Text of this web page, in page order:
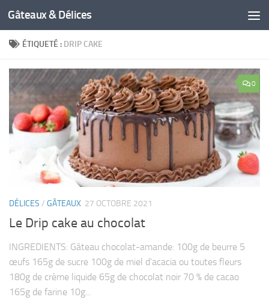
Gâteaux & Délices
ÉTIQUETÉ : DRIP CAKE
0
DÉLICES / GÂTEAUX 27 OCTOBRE 2021
Le Drip cake au chocolat
INGREDIENTS: Gâteau chocolat-amande: 100g de beurre 5
œufs 165g de sucre 100g de miel d’acacia ou toutes fleurs
180g de crème liquide 65g de chocolat noir 70 % de cacao
165g de farine 10g...